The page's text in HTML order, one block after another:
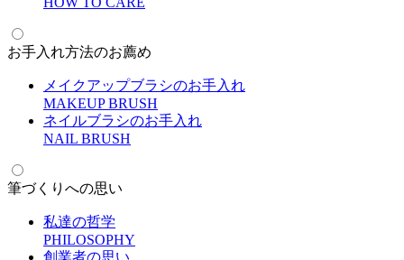
お手入れ方法のお薦め
メイクアップブラシのお手入れ
MAKEUP BRUSH
ネイルブラシのお手入れ
NAIL BRUSH
筆づくりへの思い
私達の哲学
PHILOSOPHY